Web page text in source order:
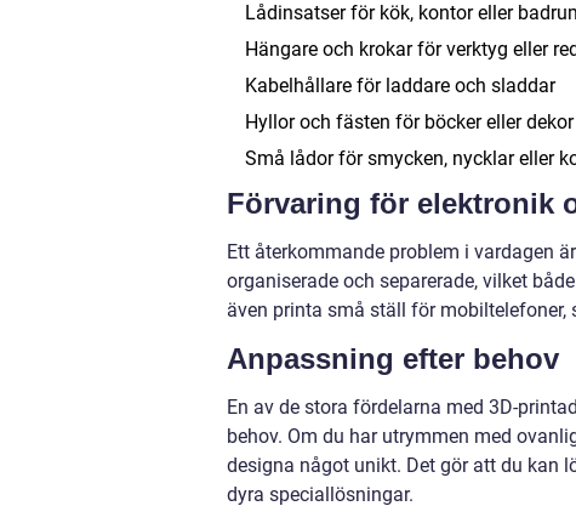
Lådinsatser för kök, kontor eller
Hängare och krokar för verktyg eller
Kabelhållare för laddare och sladdar
Hyllor och fästen för böcker eller dekor
Små lådor för smycken, nycklar eller
Förvaring för elektronik
Ett återkommande problem i vardagen
organiserade och separerade, vilket
även printa små ställ för
Anpassning efter behov
En av de stora fördelarna med 3D-
behov. Om du har utrymmen med
designa något unikt. Det gör att du kan
dyra speciallösningar.